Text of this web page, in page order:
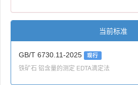
当前标准
GB/T 6730.11-2025 现行
铁矿石 铝含量的测定 EDTA滴定法